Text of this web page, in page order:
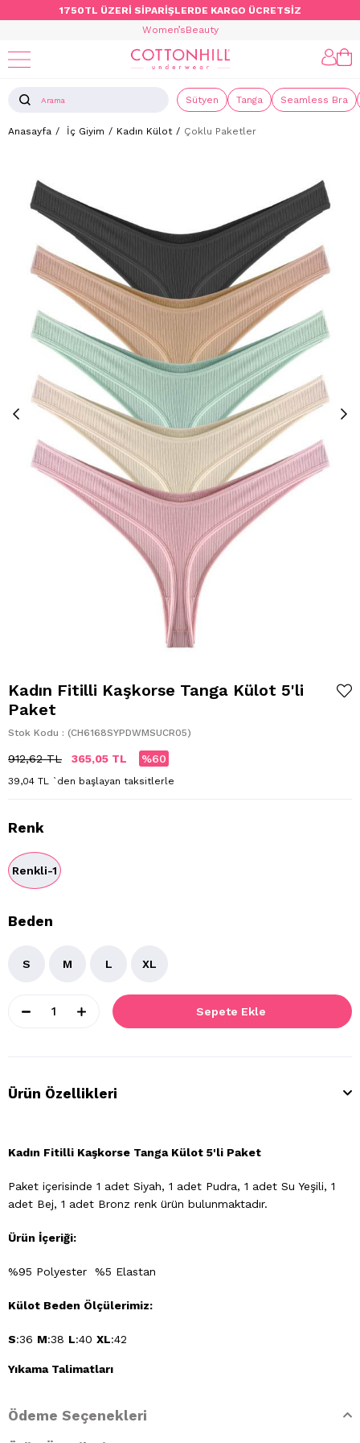
1750TL ÜZERİ SİPARİŞLERDE KARGO ÜCRETSİZ
Women’sBeauty
Sütyen Tanga Seamless Bra
Anasayfa İç Giyim Kadın Külot Çoklu Paketler
Kadın Fitilli Kaşkorse Tanga Külot 5'li
Paket
Stok Kodu (CH6168SYPDWMSUCR05)
912,62 TL 365,05 TL 60
39,04 TL `den başlayan taksitlerle
Renk
Renkli-1
Beden
S M L XL
Ürün Özellikleri
Kadın Fitilli Kaşkorse Tanga Külot 5'li Paket
Paket içerisinde 1 adet Siyah, 1 adet Pudra, 1 adet Su Yeşili, 1
adet Bej, 1 adet Bronz renk ürün bulunmaktadır.
Ürün İçeriği:
%95 Polyester %5 Elastan
Külot Beden Ölçülerimiz:
S:36 M:38 L:40 XL:42
Yıkama Talimatları
Ödeme Seçenekleri